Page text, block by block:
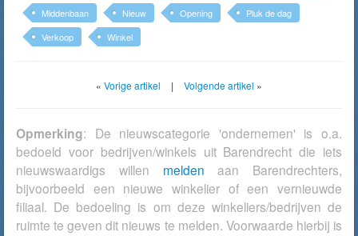
Middenbaan
Nieuw Opening
Pluk de dag
Verkoop
Winkel
« Vorige artikel | Volgende artikel »
Opmerking: De nieuwscategorie 'ondernemen' is o.a.
bedoeld voor bedrijven/winkels uit Barendrecht die iets
nieuwswaardigs willen melden aan Barendrechters,
bijvoorbeeld een nieuwe winkelier of een vernieuwde
filiaal. De bedoeling is om deze winkeliers/bedrijven de
ruimte te geven dit nieuws te melden. Voorwaarde hierbij is